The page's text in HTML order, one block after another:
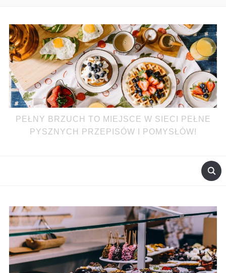
PEŁNY BRZUCH TO MIEJSCE W SIECI PEŁNE
PYSZNYCH PRZEPISÓW I POMYSŁÓW!